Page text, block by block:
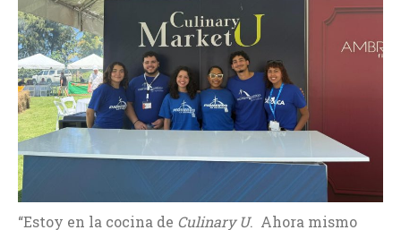
“Estoy en la cocina de Culinary U. Ahora mismo